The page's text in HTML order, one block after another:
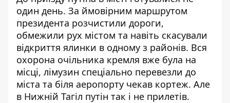
один день. За ймовірним маршрутом
президента розчистили дороги,
обмежили рух містом та навіть скасували
відкриття ялинки в одному з районів. Вся
охорона очільника кремля вже була на
місці, лімузин спеціально перевезли до
міста та біля аеропорту чекав кортеж. Але
в Нижній Тагіл путін так і не прилетів.